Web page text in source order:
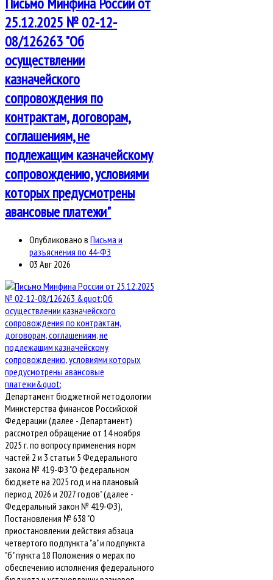
25.12.2025 № 02-12-
08/126263 "Об
осуществлении
казначейского
сопровождения по
контрактам, договорам,
соглашениям, не
подлежащим казначейскому
сопровождению, условиями
которых предусмотрены
авансовые платежи"
Опубликовано в Письма и
разъяснения по 44-ФЗ
03 Авг 2026
Департамент бюджетной методологии
Министерства финансов Российской
Федерации (далее - Департамент)
рассмотрел обращение от 14 ноября
2025 г. по вопросу применения норм
частей 2 и 3 статьи 5 Федерального
закона № 419-ФЗ "О федеральном
бюджете на 2025 год и на плановый
период 2026 и 2027 годов" (далее -
Федеральный закон № 419-ФЗ),
Постановления № 638 "О
приостановлении действия абзаца
четвертого подпункта "а" и подпункта
"б" пункта 18 Положения о мерах по
обеспечению исполнения федерального